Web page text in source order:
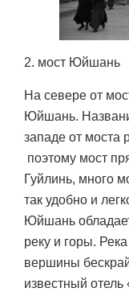
2. мост Юйшань
На севере от
Юйшань.
западе от
поэтому мост
Гуйлинь, много
так удобно и
Юйшань
реку и горы.
вершины
известный